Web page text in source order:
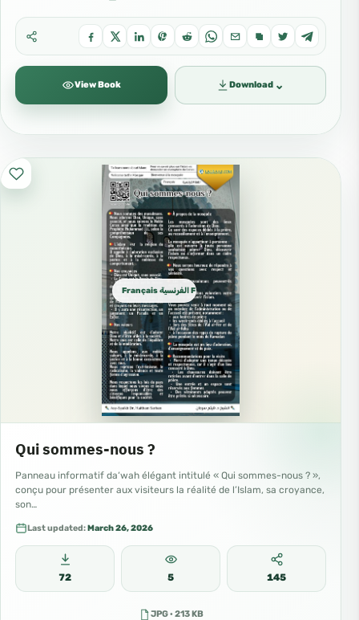
View Book Download ⌄
Français الفرنسية French
Qui sommes-nous ?
Panneau informatif da‘wah élégant intitulé « Qui sommes-nous ? »,
conçu pour présenter aux visiteurs la réalité de l’Islam, sa croyance,
son…
Last updated:March 26, 2026
72 5 145
JPG · 213 KB